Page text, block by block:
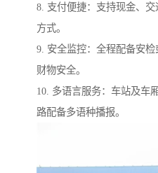
8. 支付便捷：支持现金、
方式。
9. 安全监控：全程配备安
财物安全。
10. 多语言服务：车站及车
路配备多语种播报。